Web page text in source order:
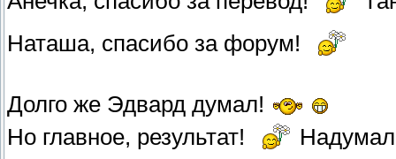
Наташа, спасибо за форум!
Долго же Эдвард думал!
Но главное, результат!